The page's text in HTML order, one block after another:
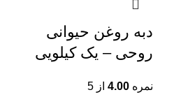
دبه روغن حیوانی
روحی – یک کیلویی
نمره 4.00 از 5